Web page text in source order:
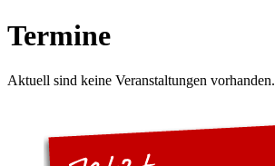
Termine
Aktuell sind keine Veranstaltungen vorhanden.